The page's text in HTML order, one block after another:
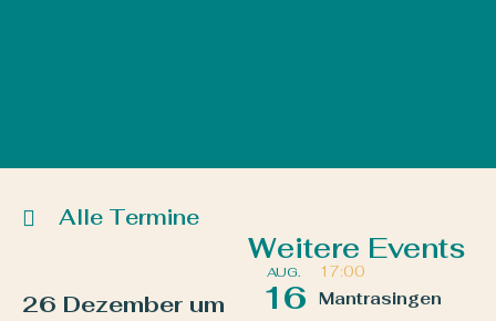
Alle Termine
26 Dezember um
Weitere Events
AUG.
16
17:00
Mantrasingen